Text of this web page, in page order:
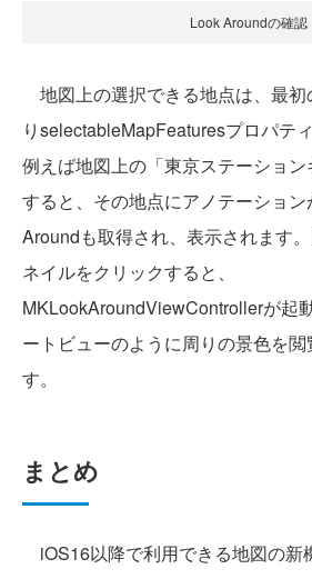
Look Aroundの確認
地図上の選択できる地点は、最初
りselectableMapFeaturesプロパテ
例えば地図上の「東京ステーショ
すると、その地点にアノテーショ
Aroundも取得され、表示されます
ネイルをクリックすると、
MKLookAroundViewControllerが起
ートビューのように周りの景色を閲
す。
まとめ
iOS16以降で利用できる地図の新